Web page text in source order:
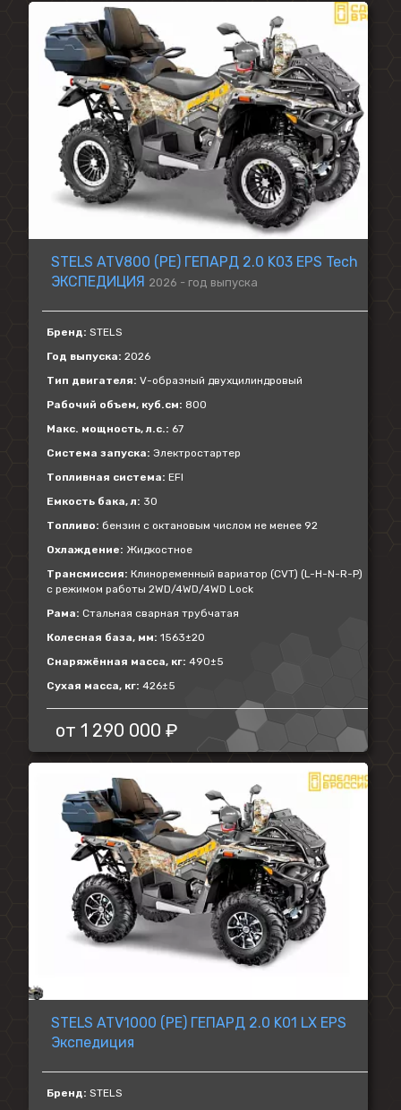
STELS ATV800 (PE) ГЕПАРД 2.0 K03 EPS Tech
ЭКСПЕДИЦИЯ 2026 - год выпуска
Бренд: STELS
Год выпуска: 2026
Тип двигателя: V-образный двухцилиндровый
Рабочий объем, куб.см: 800
Макс. мощность, л.с.: 67
Система запуска: Электростартер
Топливная система: EFI
Емкость бака, л: 30
Топливо: бензин с октановым числом не менее 92
Охлаждение: Жидкостное
Трансмиссия: Клиноременный вариатор (CVT) (L-H-N-R-P)
с режимом работы 2WD/4WD/4WD Lock
Рама: Стальная сварная трубчатая
Колесная база, мм: 1563±20
Снаряжённая масса, кг: 490±5
Сухая масса, кг: 426±5
от 1 290 000 ₽
STELS ATV1000 (PE) ГЕПАРД 2.0 K01 LX EPS
Экспедиция
Бренд: STELS